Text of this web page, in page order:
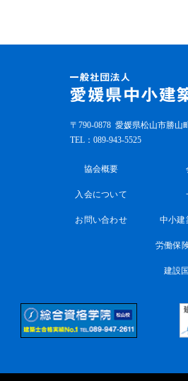
〒790-0878 愛媛県松山市勝山
TEL： 089-943-5525
協会概要
入会について
お問い合わせ 中小建
労働保
建設